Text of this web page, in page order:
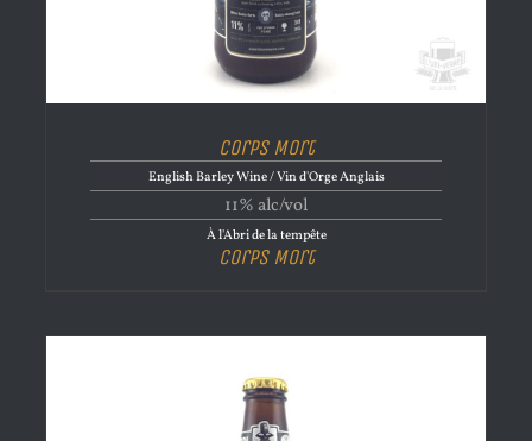
Corps Mort
English Barley Wine / Vin d'Orge Anglais
11% alc/vol
À l'Abri de la tempête
Corps Mort